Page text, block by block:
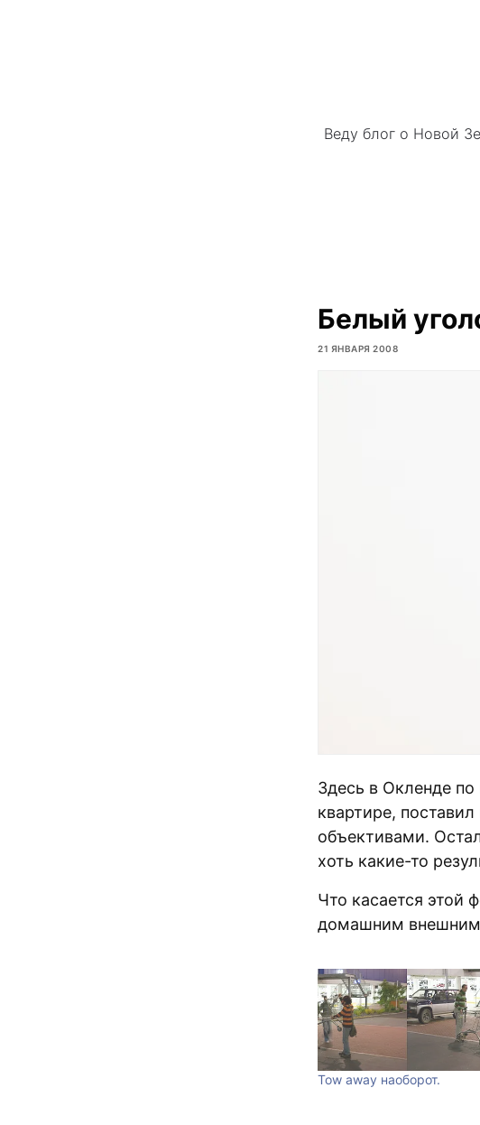
Веду блог о Новой
Белый
21 ЯНВАРЯ 2008
Здесь в Окленде
квартире,
объективами.
хоть какие-то
Что касается этой
домашним
Tow away наоборот.